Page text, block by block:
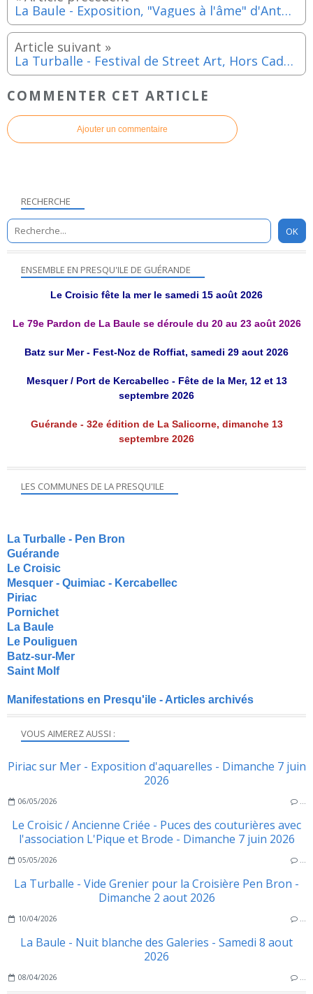
La Baule - Exposition, "Vagues à l'âme" d'Antoine Quinquis jusqu'au dimanche 3 mai 2026
La Turballe - Festival de Street Art, Hors Cadre - Dimanche 3 mai 2026
COMMENTER CET ARTICLE
Ajouter un commentaire
RECHERCHE
VOUS AIMEREZ AUSSI :
Piriac sur Mer - Exposition d'aquarelles - Dimanche 7 juin
2026
06/05/2026 …
Le Croisic / Ancienne Criée - Puces des couturières avec
l'association L'Pique et Brode - Dimanche 7 juin 2026
05/05/2026 …
La Turballe - Vide Grenier pour la Croisière Pen Bron -
Dimanche 2 aout 2026
10/04/2026 …
La Baule - Nuit blanche des Galeries - Samedi 8 aout
2026
08/04/2026 …
ENSEMBLE EN PRESQU'ILE DE GUÉRANDE
Le Croisic fête la mer le samedi 15 août 2026
Le 79e Pardon de La Baule se déroule du 20 au 23 août 2026
Batz sur Mer - Fest-Noz de Roffiat, samedi 29 aout 2026
Mesquer / Port de Kercabellec - Fête de la Mer, 12 et 13
septembre 2026
Guérande - 32e édition de La Salicorne, dimanche 13
septembre 2026
LES COMMUNES DE LA PRESQU'ILE
La Turballe - Pen Bron
Guérande
Le Croisic
Mesquer - Quimiac - Kercabellec
Piriac
Pornichet
La Baule
Le Pouliguen
Batz-sur-Mer
Saint Molf
Manifestations en Presqu'ile - Articles archivés